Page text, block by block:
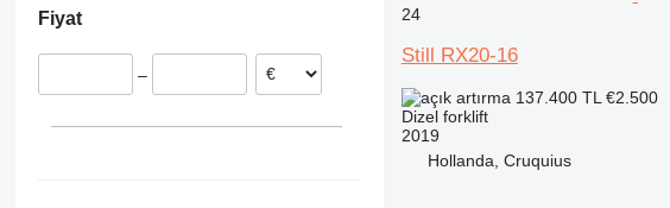
R70-80
RX 70-45
RX 70-50
Polonya
Romanya
Fiyat
–
24
Still RX20-16
137.400 TL €2.500
Dizel forklift
2019
Hollanda, Cruquius